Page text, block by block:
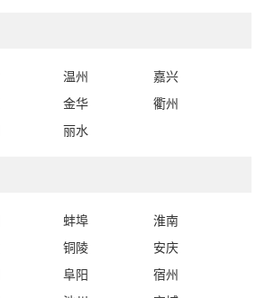
温州
嘉兴
金华
衢州
丽水
蚌埠
淮南
铜陵
安庆
阜阳
宿州